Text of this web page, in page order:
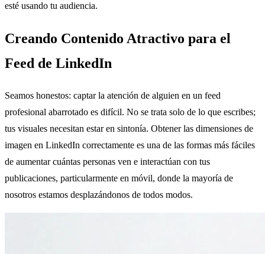
esté usando tu audiencia.
Creando Contenido Atractivo para el
Feed de LinkedIn
Seamos honestos: captar la atención de alguien en un feed
profesional abarrotado es difícil. No se trata solo de lo que escribes;
tus visuales necesitan estar en sintonía. Obtener las dimensiones de
imagen en LinkedIn correctamente es una de las formas más fáciles
de aumentar cuántas personas ven e interactúan con tus
publicaciones, particularmente en móvil, donde la mayoría de
nosotros estamos desplazándonos de todos modos.